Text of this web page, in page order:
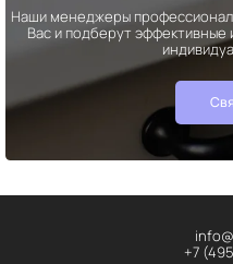
Наши менеджеры
Вас и подберут
+7